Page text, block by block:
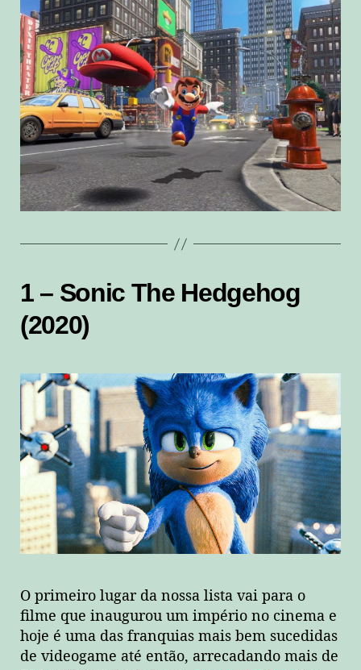
1 – Sonic The Hedgehog
(2020)
O primeiro lugar da nossa lista vai para o
filme que inaugurou um império no cinema e
hoje é uma das franquias mais bem sucedidas
de videogame até então, arrecadando mais de